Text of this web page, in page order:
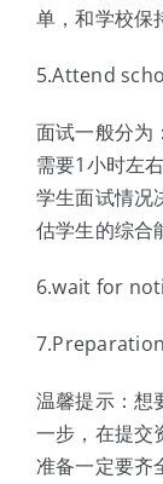
单，和学校保
5.Attend
面试一般分为
需要1小时左
学生面试情况
估学生的综合
6.wait for
温馨提示：想
一步，在提交
准备一定要齐